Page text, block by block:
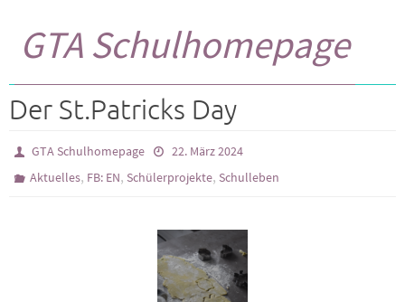
GTA Schulhomepage
Der St.Patricks Day
GTA Schulhomepage
22. März 2024
Aktuelles, FB: EN, Schülerprojekte, Schulleben